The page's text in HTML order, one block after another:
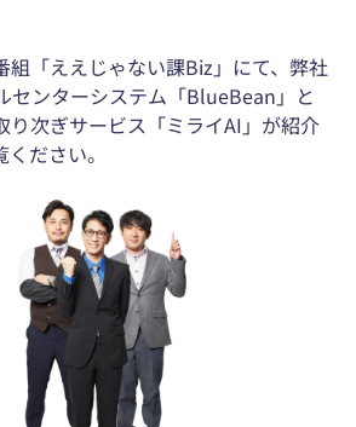
組「ええじゃない課Biz」にて、弊社
センターシステム「BlueBean」と
り次ぎサービス「ミライAI」が紹介
ださい。